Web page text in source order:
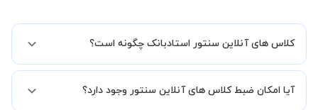
کلاس های آنلاین سنتور استادبانک چگونه است؟
شما میدهیم که استاد شما پیش از جلسه تمامی موارد لازم برای برگزاری
آیا امکان ضبط کلاس های آنلاین سنتور وجود دارد؟